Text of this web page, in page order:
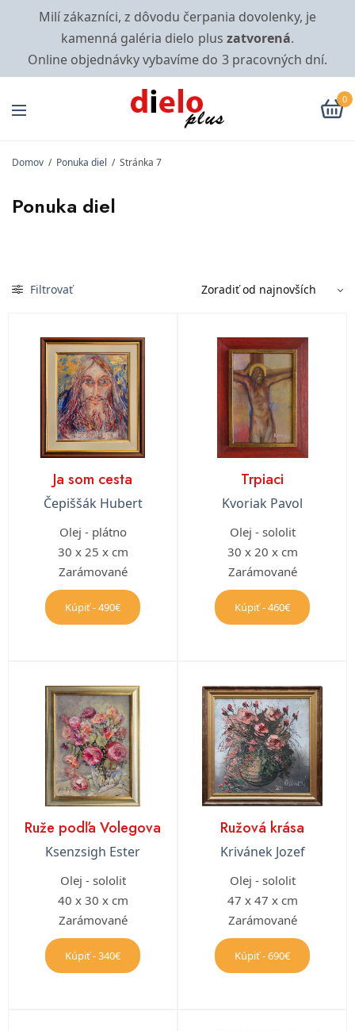
Milí zákazníci, z dôvodu čerpania dovolenky, je
kamenná galéria dielo plus zatvorená.
Online objednávky vybavíme do 3 pracovných dní.
0
Domov / Ponuka diel / Stránka 7
Ponuka diel
Filtrovať
Ja som cesta
Čepiššák Hubert
Olej - plátno
30 x 25 x cm
Zarámované
Kúpiť - 490€
Trpiaci
Kvoriak Pavol
Olej - sololit
30 x 20 x cm
Zarámované
Kúpiť - 460€
Ruže podľa Volegova
Ksenzsigh Ester
Olej - sololit
40 x 30 x cm
Zarámované
Kúpiť - 340€
Ružová krása
Krivánek Jozef
Olej - sololit
47 x 47 x cm
Zarámované
Kúpiť - 690€